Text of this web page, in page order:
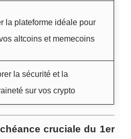
la plateforme idéale pour
altcoins et memecoins
la sécurité et la
sur vos crypto
cruciale du 1er